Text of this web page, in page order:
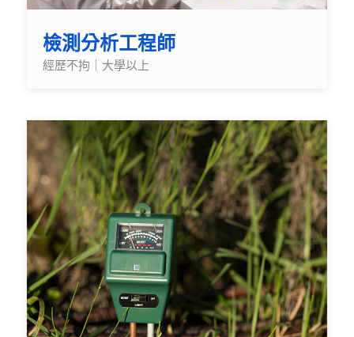
檢測分析工程師
經歷不拘｜大學以上